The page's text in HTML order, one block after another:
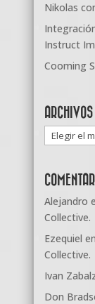
Nikolas
Instruct
Cooming
ARCHIVOS
Archivos
Alejandro
Collective.
Ezequiel en
Collective.
Ivan
Don